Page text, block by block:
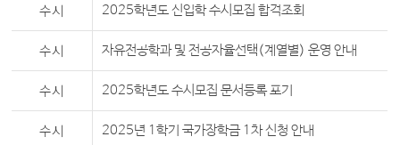
수시 2025학년도 신입학 수시모집 합격조회
수시 자유전공학과 및 전공자율선택(계열별) 운영 안내
수시 2025학년도 수시모집 문서등록 포기
수시 2025년 1학기 국가장학금 1차 신청 안내